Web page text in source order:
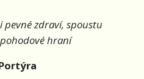
pevné zdraví, spoustu
hraní